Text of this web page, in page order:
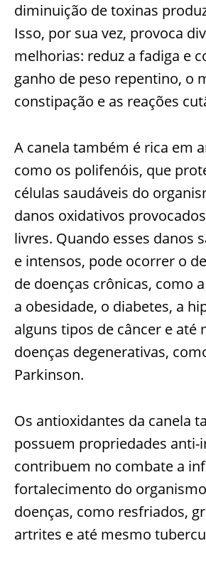
diminuição de toxinas
Isso, por sua vez, provoca
melhorias: reduz a fadiga e
ganho de peso repentino, o
constipação e as reações
A canela também é rica em
como os polifenóis, que
células saudáveis do
danos oxidativos
livres. Quando esses danos
e intensos, pode ocorrer o
de doenças crônicas, como
a obesidade, o diabetes, a
alguns tipos de câncer e até
doenças degenerativas,
Parkinson.
Os antioxidantes da canela
possuem propriedades
contribuem no combate a
fortalecimento do
doenças, como resfriados,
artrites e até mesmo